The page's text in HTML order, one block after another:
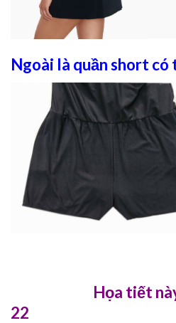
Ngoài là quần short có
Họa tiết này
22